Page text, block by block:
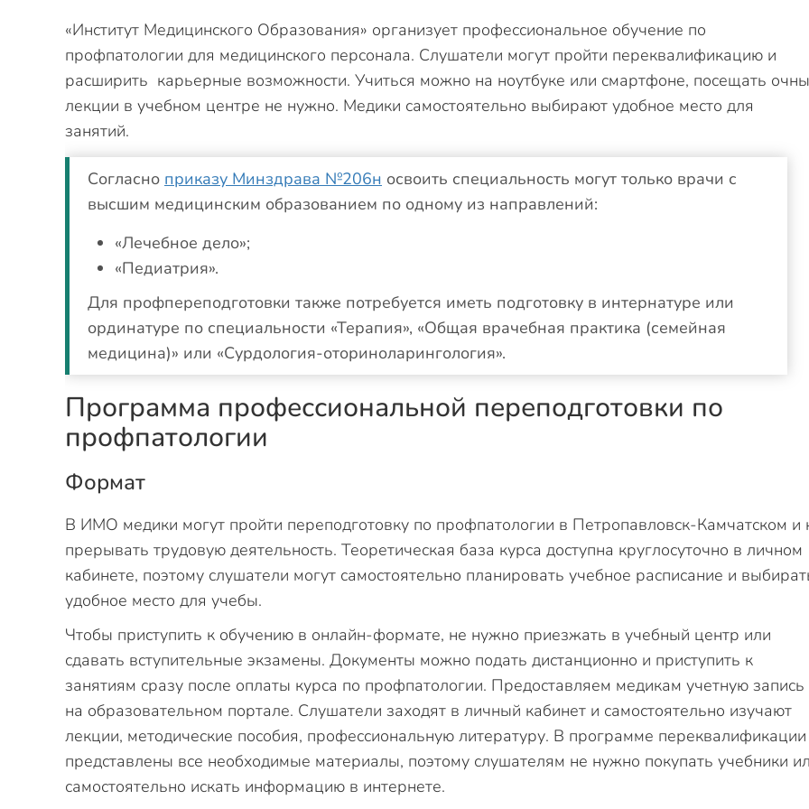
«Институт Медицинского Образования» организует профессиональное обучение по
профпатологии для медицинского персонала. Слушатели могут пройти переквалификацию и
расширить карьерные возможности. Учиться можно на ноутбуке или смартфоне, посещать
лекции в учебном центре не нужно. Медики самостоятельно выбирают удобное место для
занятий.
Согласно приказу Минздрава №206н освоить специальность могут только врачи с
высшим медицинским образованием по одному из направлений:
«Лечебное дело»;
«Педиатрия».
Для профпереподготовки также потребуется иметь подготовку в интернатуре или
ординатуре по специальности «Терапия», «Общая врачебная практика (семейная
медицина)» или «Сурдология-оториноларингология».
Программа профессиональной переподготовки по
профпатологии
Формат
В ИМО медики могут пройти переподготовку по профпатологии в Петропавловск-Камчатском и
прерывать трудовую деятельность. Теоретическая база курса доступна круглосуточно в личном
кабинете, поэтому слушатели могут самостоятельно планировать учебное расписание и
удобное место для учебы.
Чтобы приступить к обучению в онлайн-формате, не нужно приезжать в учебный центр или
сдавать вступительные экзамены. Документы можно подать дистанционно и приступить к
занятиям сразу после оплаты курса по профпатологии. Предоставляем медикам учетную запись
на образовательном портале. Слушатели заходят в личный кабинет и самостоятельно изучают
лекции, методические пособия, профессиональную литературу. В программе переквалификации
представлены все необходимые материалы, поэтому слушателям не нужно покупать учебники
самостоятельно искать информацию в интернете.